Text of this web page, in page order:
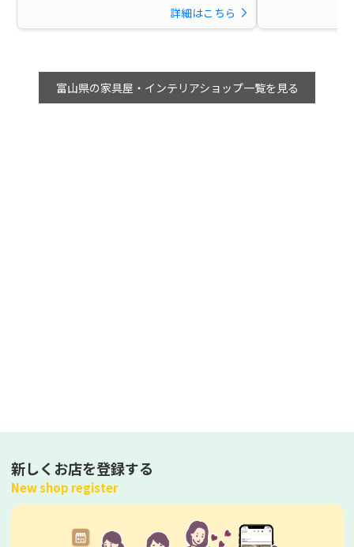
詳細はこちら
富山県の家具屋・インテリアショップ一覧を見る
新しくお店を登録する
New shop register